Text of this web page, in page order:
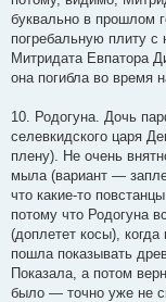
буквально в прошлом
погребальную плиту с
Митридата Евпатора
она погибла во время
10. Родогуна. Дочь
селевкидского царя
плену). Не очень
мыла (вариант —
что какие-то
потому что Родогуна
(доплетет косы),
пошла показывать
Показала, а потом
было — точно уже не